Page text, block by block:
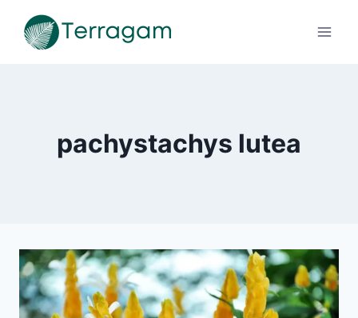
para
pachystachys lutea